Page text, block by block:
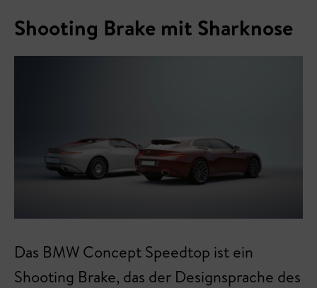
Shooting Brake mit Sharknose
Das BMW Concept Speedtop ist ein
Shooting Brake, das der Designsprache des